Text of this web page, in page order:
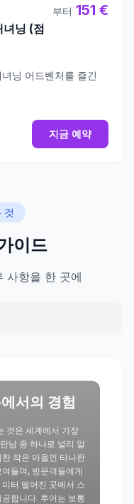
녀닝 (점
부터 151 €
닝 어드벤처를 즐긴
지금 예약
것
이드
사항을 한 곳에
서의 경험
것은 세계에서 가장
남 중 하나로 널리 알
작은 마을인 타나완
들며, 방문객들에게
터 떨어진 곳에서 스
합니다. 투어는 보통